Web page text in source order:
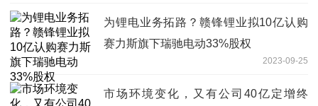
为锂电业务拓路？赣锋锂业拟10亿认购
赛力斯旗下瑞驰电动33%股权
2023-09-25
市场环境变化，又有公司40亿定增终